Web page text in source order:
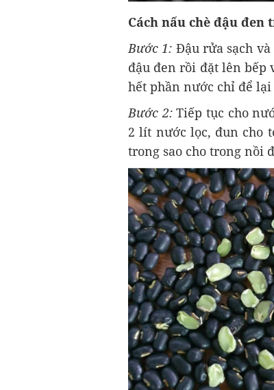
Cách nấu chè đậu đen
Bước 1: Đậu rửa sạch
đậu đen rồi đặt lên bếp
hết phần nước chỉ để lại
Bước 2:Tiếp tục cho
2 lít nước lọc, đun cho
trong sao cho trong nồi